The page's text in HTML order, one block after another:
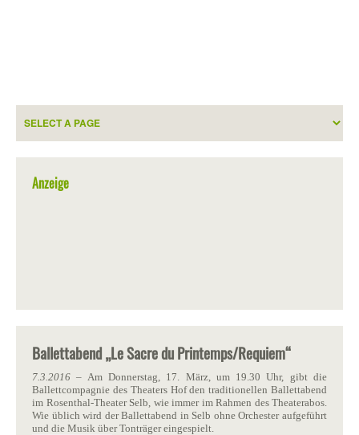
Anzeige
Ballettabend „Le Sacre du Printemps/Requiem“
7.3.2016 – Am Donnerstag, 17. März, um 19.30 Uhr, gibt die
Ballettcompagnie des Theaters Hof den traditionellen Ballettabend
im Rosenthal-Theater Selb, wie immer im Rahmen des Theaterabos.
Wie üblich wird der Ballettabend in Selb ohne Orchester aufgeführt
und die Musik über Tonträger eingespielt.